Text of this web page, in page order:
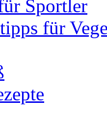
Sportler
für